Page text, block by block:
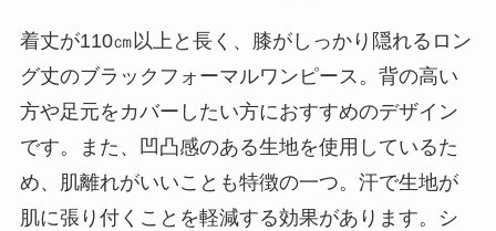
着丈が110㎝以上と長く、膝がしっかり隠れるロン
グ丈のブラックフォーマルワンピース。背の高い
方や足元をカバーしたい方におすすめのデザイン
です。また、凹凸感のある生地を使用しているた
め、肌離れがいいことも特徴の一つ。汗で生地が
肌に張り付くことを軽減する効果があります。シ